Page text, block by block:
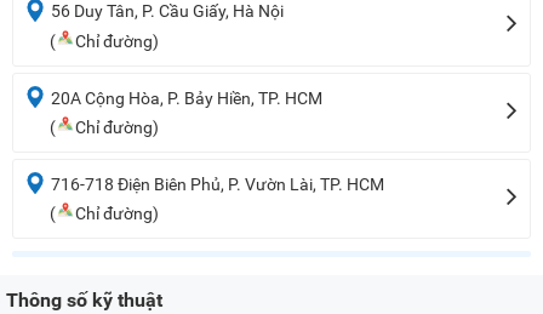
56 Duy Tân, P. Cầu Giấy, Hà Nội
(
Chỉ đường)
20A Cộng Hòa, P. Bảy Hiền, TP. HCM
(
Chỉ đường)
716-718 Điện Biên Phủ, P. Vườn Lài, TP. HCM
(
Chỉ đường)
Thông số kỹ thuật